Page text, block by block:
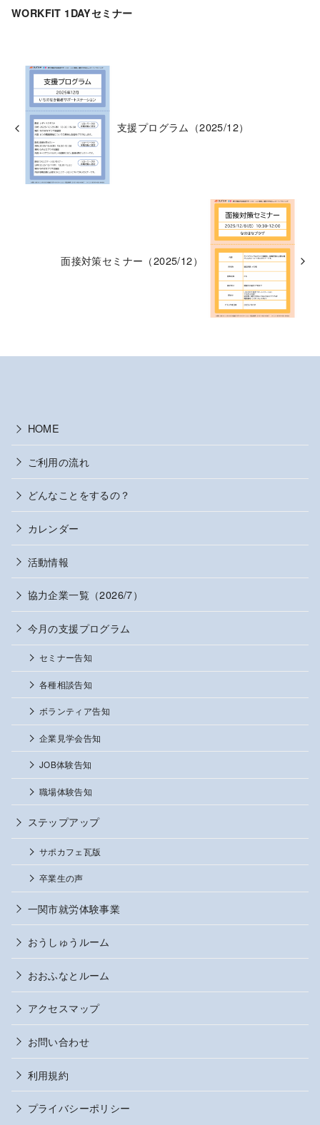
WORKFIT 1DAYセミナー
支援プログラム（2025/12）
面接対策セミナー（2025/12）
HOME
ご利用の流れ
どんなことをするの？
カレンダー
活動情報
協力企業一覧（2026/7）
今月の支援プログラム
セミナー告知
各種相談告知
ボランティア告知
企業見学会告知
JOB体験告知
職場体験告知
ステップアップ
サポカフェ瓦版
卒業生の声
一関市就労体験事業
おうしゅうルーム
おおふなとルーム
アクセスマップ
お問い合わせ
利用規約
プライバシーポリシー